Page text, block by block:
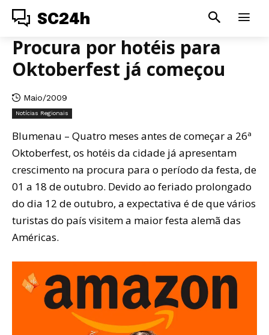
SC24h
Procura por hotéis para
Oktoberfest já começou
Maio/2009
Notícias Regionais
Blumenau – Quatro meses antes de começar a 26ª
Oktoberfest, os hotéis da cidade já apresentam
crescimento na procura para o período da festa, de
01 a 18 de outubro. Devido ao feriado prolongado
do dia 12 de outubro, a expectativa é de que vários
turistas do país visitem a maior festa alemã das
Américas.